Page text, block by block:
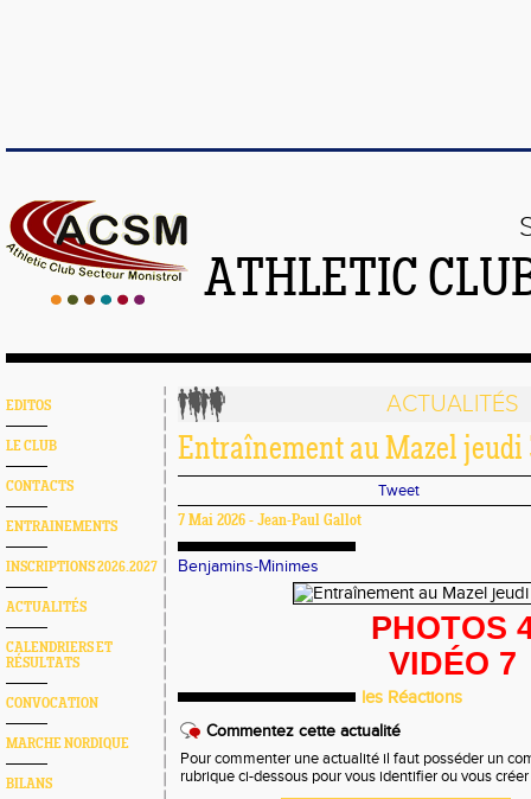
ATHLETIC
EDITOS
LE CLUB
CONTACTS
ENTRAINEMENTS
INSCRIPTIONS 2026.2027
ACTUALITÉS
CALENDRIERS ET
RÉSULTATS
CONVOCATION
MARCHE NORDIQUE
BILANS
ACTUALITÉS
Entraînement au Mazel jeudi
Tweet
7 Mai 2026 - Jean-Paul Gallot
Benjamins-Minimes
PHOTOS
VIDÉO 7
les Réactions
Commentez cette actualité
Pour commenter une actualité il faut posséder un
rubrique ci-dessous pour vous identifier ou vous